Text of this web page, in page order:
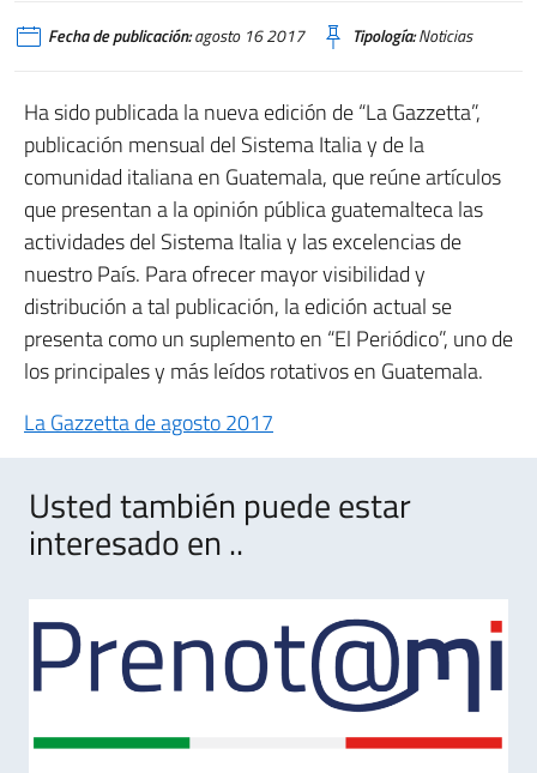
Fecha de publicación:agosto 16 2017 Tipología:Noticias
Ha sido publicada la nueva edición de “La Gazzetta”,
publicación mensual del Sistema Italia y de la
comunidad italiana en Guatemala, que reúne artículos
que presentan a la opinión pública guatemalteca las
actividades del Sistema Italia y las excelencias de
nuestro País. Para ofrecer mayor visibilidad y
distribución a tal publicación, la edición actual se
presenta como un suplemento en “El Periódico”, uno de
los principales y más leídos rotativos en Guatemala.
La Gazzetta de agosto 2017
Usted también puede estar
interesado en ..